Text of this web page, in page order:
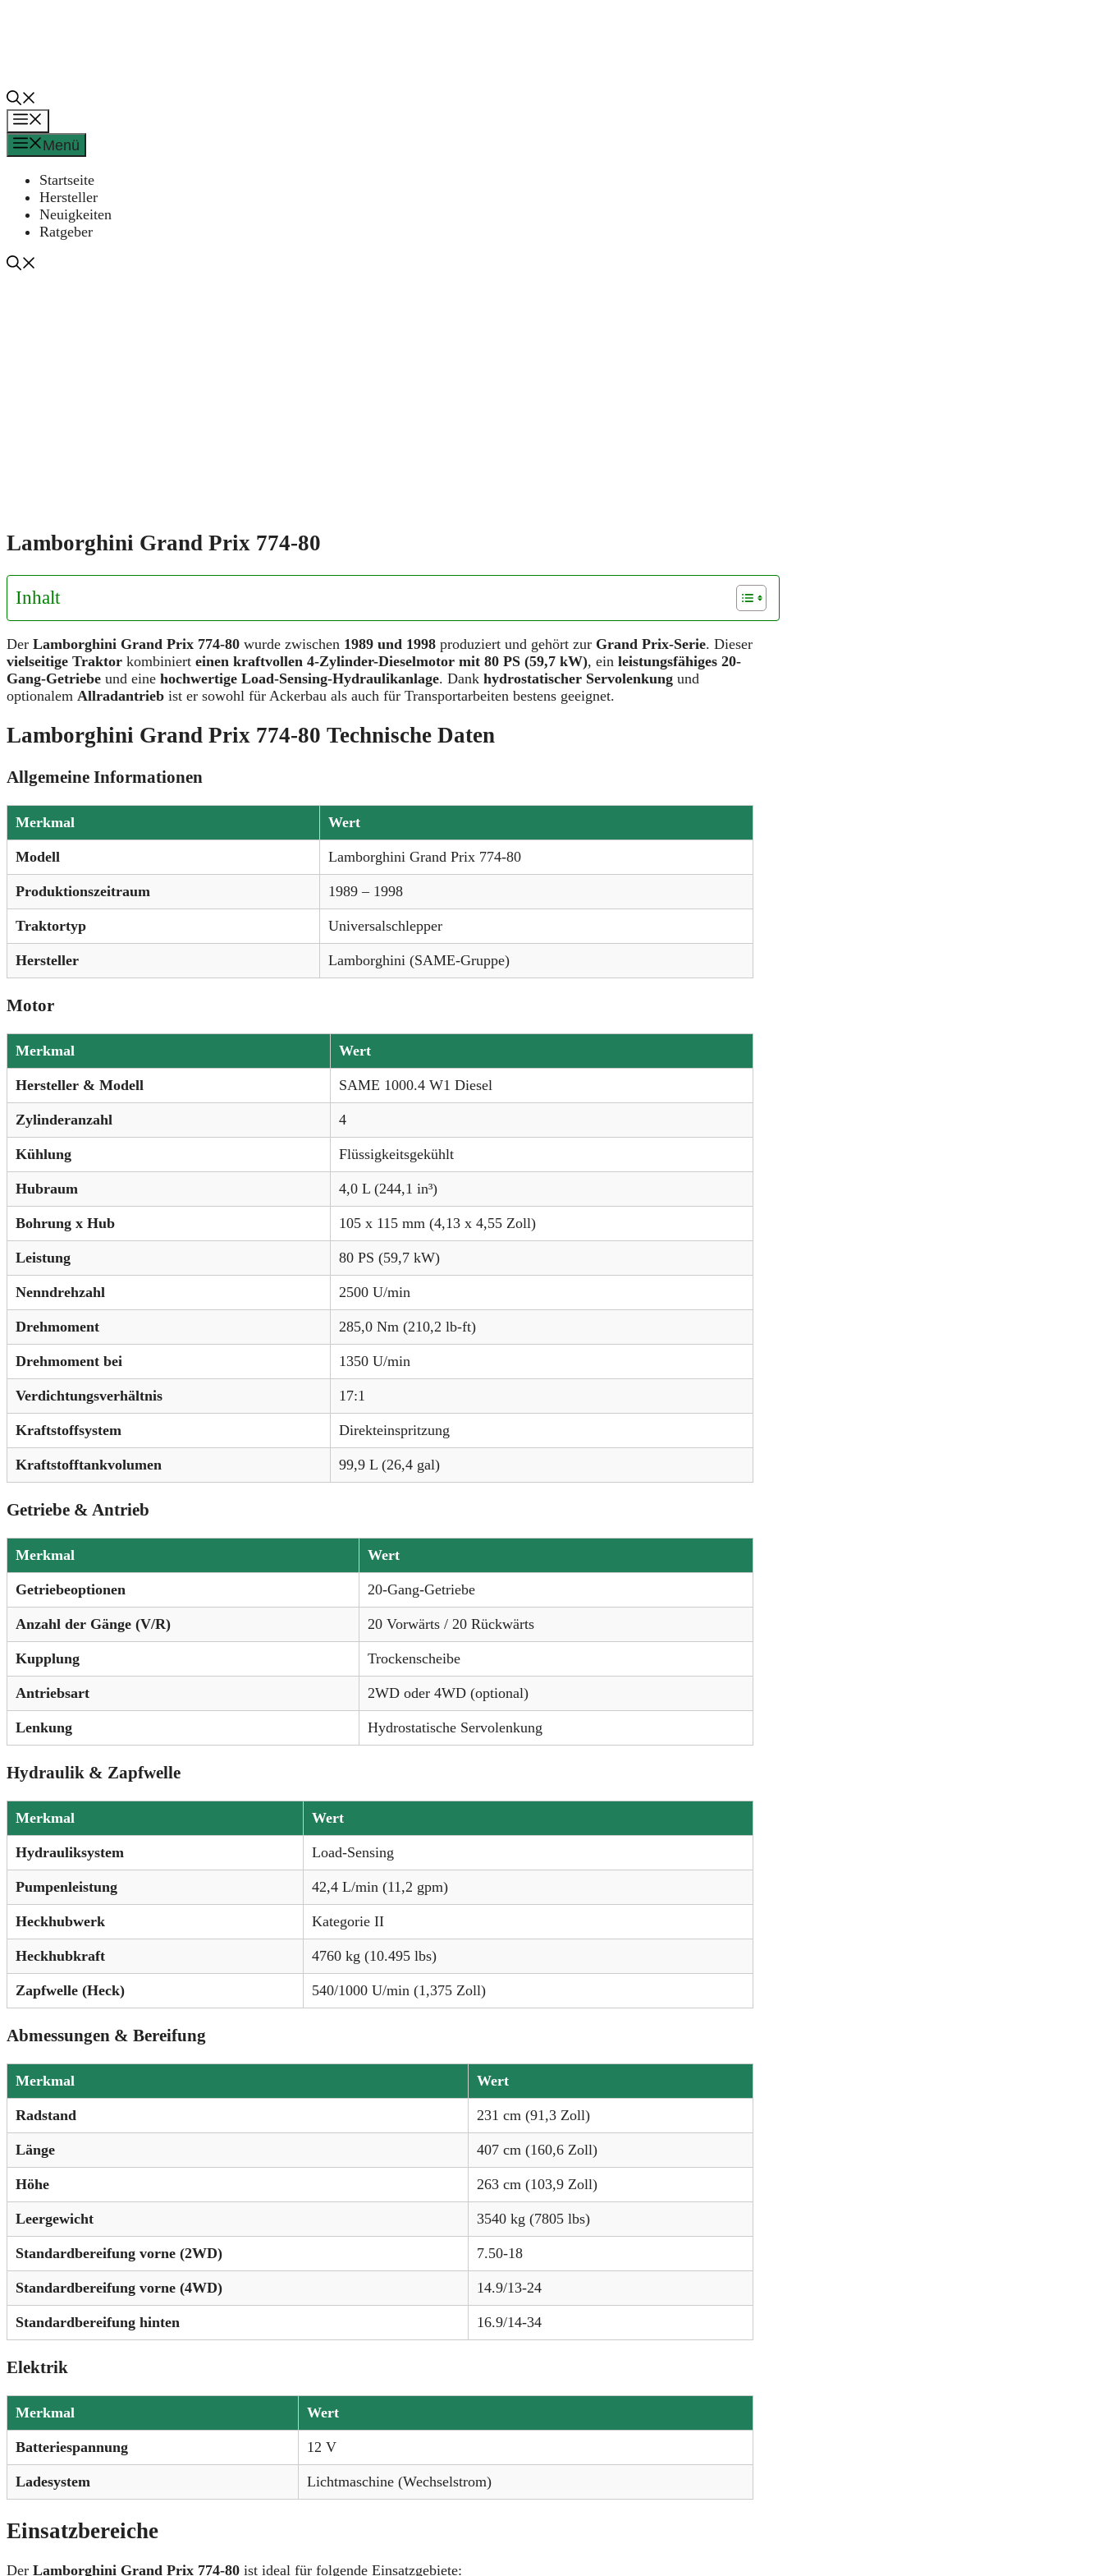
Menü
Startseite
Hersteller
Neuigkeiten
Ratgeber
Lamborghini Grand Prix 774-80
Inhalt
Der Lamborghini Grand Prix 774-80 wurde zwischen 1989 und 1998 produziert und gehört zur Grand Prix-Serie. Dieser
vielseitige Traktor kombiniert einen kraftvollen 4-Zylinder-Dieselmotor mit 80 PS (59,7 kW), ein leistungsfähiges 20-
Gang-Getriebe und eine hochwertige Load-Sensing-Hydraulikanlage. Dank hydrostatischer Servolenkung und
optionalem Allradantrieb ist er sowohl für Ackerbau als auch für Transportarbeiten bestens geeignet.
Lamborghini Grand Prix 774-80 Technische Daten
Allgemeine Informationen
Merkmal Wert
Modell Lamborghini Grand Prix 774-80
Produktionszeitraum 1989 – 1998
Traktortyp Universalschlepper
Hersteller Lamborghini (SAME-Gruppe)
Motor
Merkmal Wert
Hersteller & Modell SAME 1000.4 W1 Diesel
Zylinderanzahl 4
Kühlung Flüssigkeitsgekühlt
Hubraum 4,0 L (244,1 in³)
Bohrung x Hub 105 x 115 mm (4,13 x 4,55 Zoll)
Leistung 80 PS (59,7 kW)
Nenndrehzahl 2500 U/min
Drehmoment 285,0 Nm (210,2 lb-ft)
Drehmoment bei 1350 U/min
Verdichtungsverhältnis 17:1
Kraftstoffsystem Direkteinspritzung
Kraftstofftankvolumen 99,9 L (26,4 gal)
Getriebe & Antrieb
Merkmal Wert
Getriebeoptionen 20-Gang-Getriebe
Anzahl der Gänge (V/R) 20 Vorwärts / 20 Rückwärts
Kupplung Trockenscheibe
Antriebsart 2WD oder 4WD (optional)
Lenkung Hydrostatische Servolenkung
Hydraulik & Zapfwelle
Merkmal Wert
Hydrauliksystem Load-Sensing
Pumpenleistung 42,4 L/min (11,2 gpm)
Heckhubwerk Kategorie II
Heckhubkraft 4760 kg (10.495 lbs)
Zapfwelle (Heck) 540/1000 U/min (1,375 Zoll)
Abmessungen & Bereifung
Merkmal Wert
Radstand 231 cm (91,3 Zoll)
Länge 407 cm (160,6 Zoll)
Höhe 263 cm (103,9 Zoll)
Leergewicht 3540 kg (7805 lbs)
Standardbereifung vorne (2WD) 7.50-18
Standardbereifung vorne (4WD) 14.9/13-24
Standardbereifung hinten 16.9/14-34
Elektrik
Merkmal Wert
Batteriespannung 12 V
Ladesystem Lichtmaschine (Wechselstrom)
Einsatzbereiche
Der Lamborghini Grand Prix 774-80 ist ideal für folgende Einsatzgebiete: